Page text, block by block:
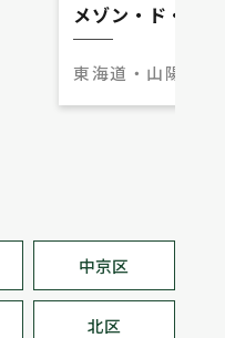
メゾン・ド・ク
東海道・山陽本
中京区
北区